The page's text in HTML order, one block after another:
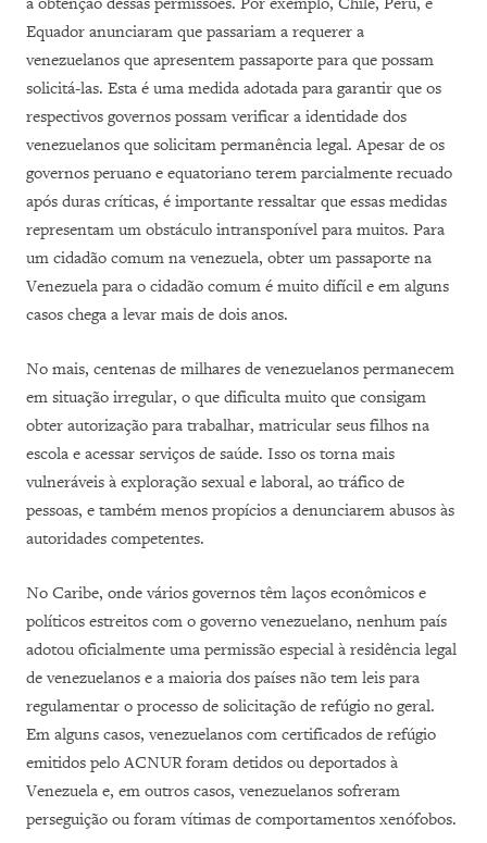
Equador anunciaram que passariam a requerer a
venezuelanos que apresentem passaporte para que possam
solicitá-las. Esta é uma medida adotada para garantir que os
respectivos governos possam verificar a identidade dos
venezuelanos que solicitam permanência legal. Apesar de os
governos peruano e equatoriano terem parcialmente recuado
após duras críticas, é importante ressaltar que essas medidas
representam um obstáculo intransponível para muitos. Para
um cidadão comum na venezuela, obter um passaporte na
Venezuela para o cidadão comum é muito difícil e em alguns
casos chega a levar mais de dois anos.
No mais, centenas de milhares de venezuelanos permanecem
em situação irregular, o que dificulta muito que consigam
obter autorização para trabalhar, matricular seus filhos na
escola e acessar serviços de saúde. Isso os torna mais
vulneráveis à exploração sexual e laboral, ao tráfico de
pessoas, e também menos propícios a denunciarem abusos às
autoridades competentes.
No Caribe, onde vários governos têm laços econômicos e
políticos estreitos com o governo venezuelano, nenhum país
adotou oficialmente uma permissão especial à residência legal
de venezuelanos e a maioria dos países não tem leis para
regulamentar o processo de solicitação de refúgio no geral.
Em alguns casos, venezuelanos com certificados de refúgio
emitidos pelo ACNUR foram detidos ou deportados à
Venezuela e, em outros casos, venezuelanos sofreram
perseguição ou foram vítimas de comportamentos xenófobos.